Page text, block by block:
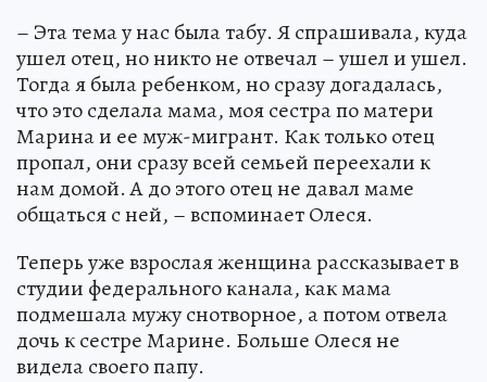
– Эта тема у нас была табу. Я спрашивала, куда
ушел отец, но никто не отвечал – ушел и ушел.
Тогда я была ребенком, но сразу догадалась,
что это сделала мама, моя сестра по матери
Марина и ее муж-мигрант. Как только отец
пропал, они сразу всей семьей переехали к
нам домой. А до этого отец не давал маме
общаться с ней, – вспоминает Олеся.
Теперь уже взрослая женщина рассказывает в
студии федерального канала, как мама
подмешала мужу снотворное, а потом отвела
дочь к сестре Марине. Больше Олеся не
видела своего папу.